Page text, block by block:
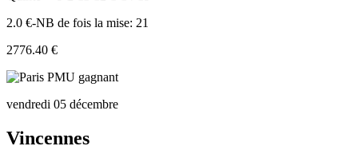
2.0 €-NB de fois la mise: 21
2776.40 €
vendredi 05 décembre
Vincennes